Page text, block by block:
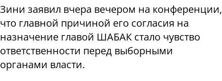
Зини заявил вчера вечером на конференции,
что главной причиной его согласия на
назначение главой ШАБАК стало чувство
ответственности перед выборными
органами власти.